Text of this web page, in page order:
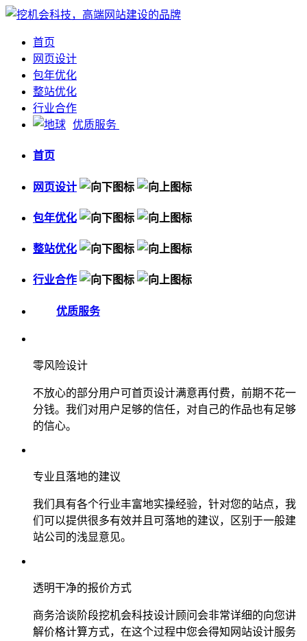
首页
网页设计
包年优化
整站优化
行业合作
优质服务
首页
网页设计
包年优化
整站优化
行业合作
优质服务
零风险设计
不放心的部分用户可首页设计满意再付费，前期不花一
分钱。我们对用户足够的信任，对自己的作品也有足够
的信心。
专业且落地的建议
我们具有各个行业丰富地实操经验，针对您的站点，我
们可以提供很多有效并且可落地的建议，区别于一般建
站公司的浅显意见。
透明干净的报价方式
商务洽谈阶段挖机会科技设计顾问会非常详细的向您讲
解价格计算方式，在这个过程中您会得知网站设计服务